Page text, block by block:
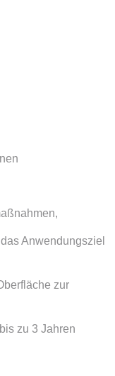
Anwendungsziel
zur
zu 3 Jahren